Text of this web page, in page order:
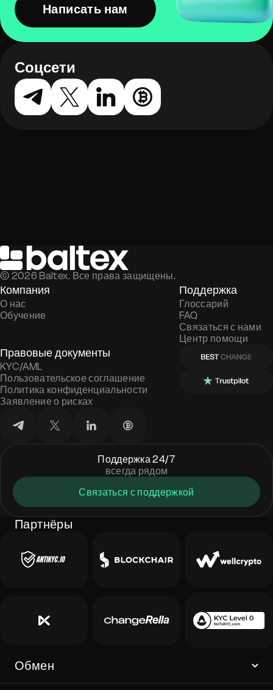
Написать нам
Соцсети
© 2026 Baltex. Все права защищены.
Компания
О нас
Обучение
Поддержка
Глоссарий
FAQ
Связаться с нами
Центр помощи
Правовые документы
KYC/AML
Пользовательское соглашение
Политика конфиденциальности
Заявление о рисках
Поддержка 24/7
всегда рядом
Связаться с поддержкой
Партнёры
Обмен